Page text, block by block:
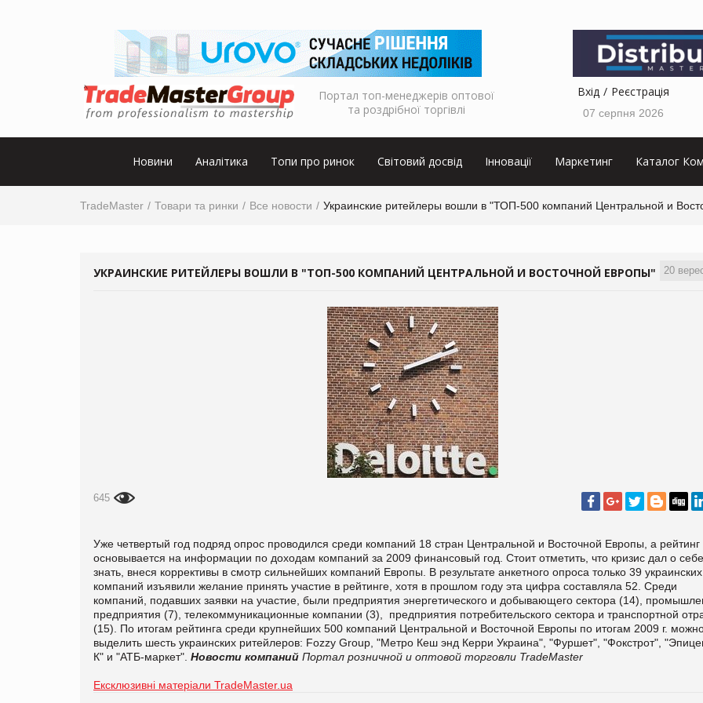
Портал топ-менеджерів оптової
та роздрібної торгівлі
Вхід Реєстрація
07 серпня 2026
Новини Аналітика Топи про ринок Світовий досвід Інновації Маркетинг Каталог
TradeMaster Товари та ринки Все новости Украинские ритейлеры вошли в "ТОП-500 компаний Центральной и
20
УКРАИНСКИЕ РИТЕЙЛЕРЫ ВОШЛИ В "ТОП-500 КОМПАНИЙ ЦЕНТРАЛЬНОЙ И ВОСТОЧНОЙ ЕВРОПЫ"
645
Уже четвертый год подряд опрос проводился среди компаний 18 стран Центральной и Восточной Европы, а рейтинг
основывается на информации по доходам компаний за 2009 финансовый год. Стоит отметить, что кризис дал о себе
знать, внеся коррективы в смотр сильнейших компаний Европы. В результате анкетного опроса только 39 украинских
компаний изъявили желание принять участие в рейтинге, хотя в прошлом году эта цифра составляла 52. Среди
компаний, подавших заявки на участие, были предприятия энергетического и добывающего сектора (14),
предприятия (7), телекоммуникационные компании (3), предприятия потребительского сектора и транспортной
(15). По итогам рейтинга среди крупнейших 500 компаний Центральной и Восточной Европы по итогам 2009 г.
выделить шесть украинских ритейлеров: Fozzy Group, "Метро Кеш энд Керри Украина", "Фуршет", "Фокстрот",
К" и "АТБ-маркет". Новости компаний Портал розничной и оптовой торговли TradeMaster
Ексклюзивні матеріали TradeMaster.ua